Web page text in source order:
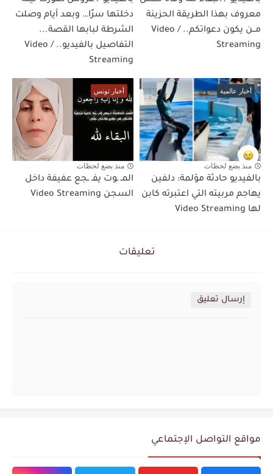
معروف بهذا الطريقة الحزينة
مــن يكون دعواتكم.. / Video
Streaming
دخلتها سرًا… وبعد أيام وصلت
الشرطة لبابها القصة...
التفاصيل بالفيديو.. / Video
Streaming
أخبار عالمية
منذ بضع لحظات
بالفيديو حادثة مؤلمة: دلفين
يهاجم مربيته التي اعتبرته كابن
لها Video Streaming
أخبار تونس
منذ بضع لحظات
المـ ـوت يفـ ـجع عفيفة داخل
السجن Video Streaming
تعليقات
إرسال تعليق
مواقع التواصل الإجتماعي